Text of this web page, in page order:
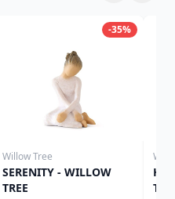
-35%
Willow Tree
SERENITY - WILLOW
TREE